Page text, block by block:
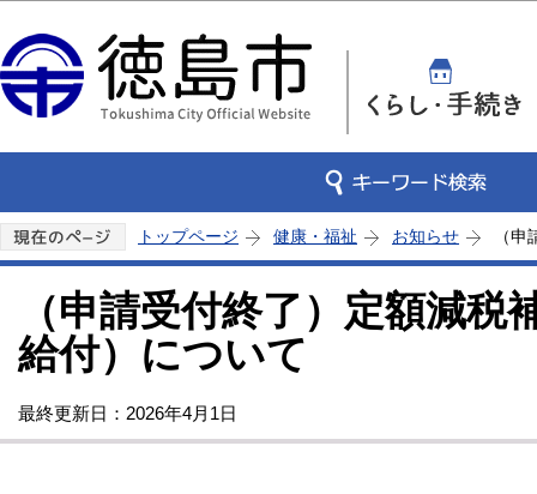
トップページ 健康・福祉 お知らせ （
（申請受付終了）定額減税
給付）について
最終更新日：2026年4月1日